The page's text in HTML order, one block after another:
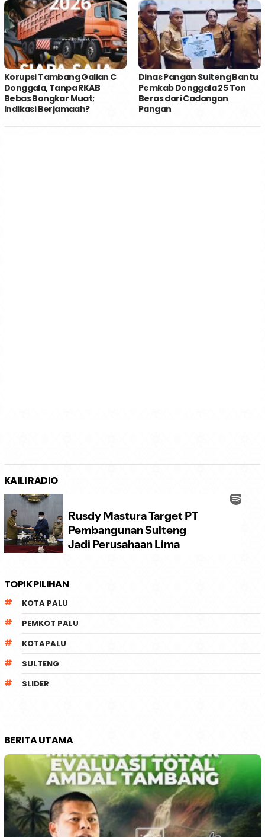
Korupsi Tambang Galian C
Donggala, Tanpa RKAB
Bebas Bongkar Muat;
Indikasi Berjamaah?
Dinas Pangan Sulteng Bantu
Pemkab Donggala 25 Ton
Beras dari Cadangan
Pangan
KAILI RADIO
TOPIK PILIHAN
KOTA PALU
PEMKOT PALU
KOTAPALU
SULTENG
SLIDER
BERITA UTAMA